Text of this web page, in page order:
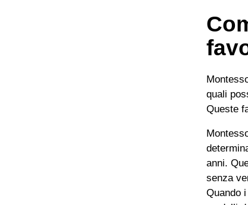
quali
Queste
anni.
senza
Quando